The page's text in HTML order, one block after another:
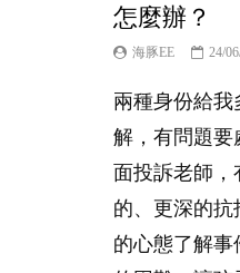
怎麼辦？
海豚EE 24/
兩種身份給我
解，有問題要
面投訴老師，
的、更深的
的心態了解